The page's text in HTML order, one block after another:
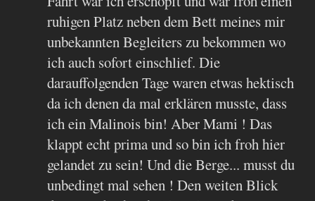
ruhigen Platz neben dem Bett meines mir
unbekannten Begleiters zu bekommen wo
ich auch sofort einschlief. Die
darauffolgenden Tage waren etwas hektisch
da ich denen da mal erklären musste, dass
ich ein Malinois bin! Aber Mami ! Das
klappt echt prima und so bin ich froh hier
gelandet zu sein! Und die Berge... musst du
unbedingt mal sehen ! Den weiten Blick